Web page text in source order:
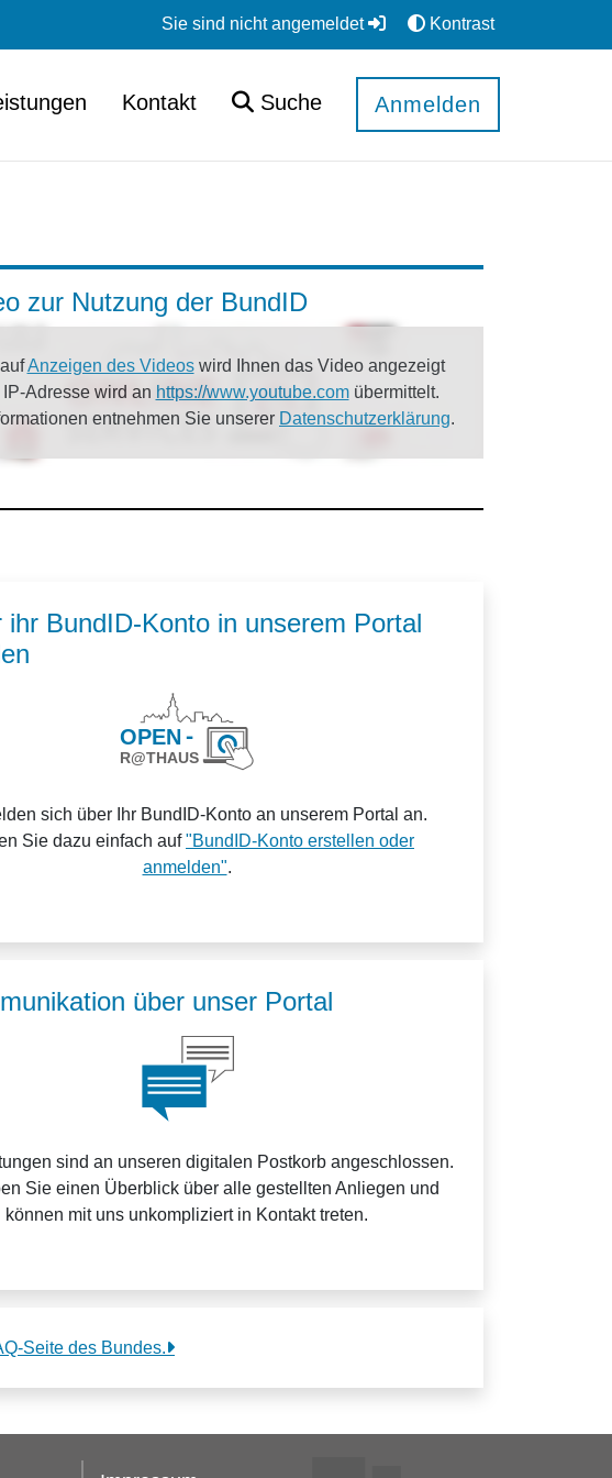
Sie sind nicht angemeldet Kontrast
Kontakt Suche Anmelden
zur Nutzung der BundID
Anzeigen des Videoswird Ihnen das Video angezeigt
IP-Adresse wird an https://www.youtube.comübermittelt.
entnehmen Sie unserer Datenschutzerklärung.
ihr BundID-Konto in unserem Portal
sich über Ihr BundID-Konto an unserem Portal an.
Sie dazu einfach auf"BundID-Konto erstellen oder
anmelden".
über unser Portal
sind an unseren digitalen Postkorb angeschlossen.
Sie einen Überblick über alle gestellten Anliegen und
können mit uns unkompliziert in Kontakt treten.
Seite des Bundes.